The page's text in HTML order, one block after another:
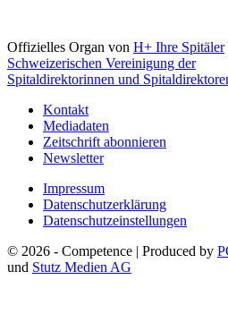
Offizielles Organ von H+ Ihre Spitäler
Schweizerischen Vereinigung der
Spitaldirektorinnen und
Kontakt
Mediadaten
Zeitschrift abonnieren
Newsletter
Impressum
Datenschutzerklärung
Datenschutzeinstellungen
© 2026 - Competence | Produced by
und Stutz Medien AG